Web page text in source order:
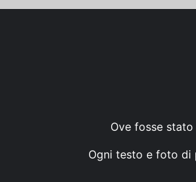
Ove fosse
Ogni testo e foto di